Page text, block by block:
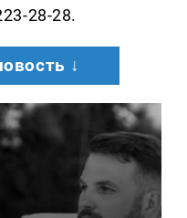
28-28.
↓